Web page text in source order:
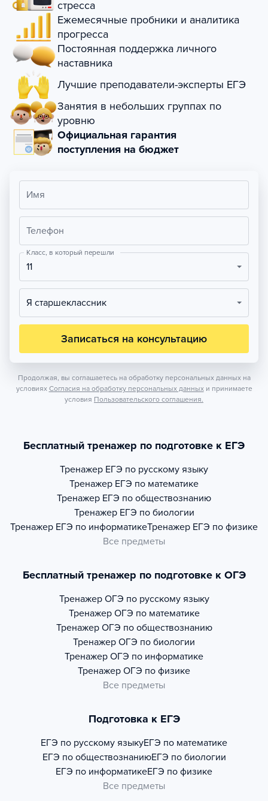
стресса
Ежемесячные пробники и аналитика
прогресса
Постоянная поддержка личного
наставника
Лучшие преподаватели-эксперты ЕГЭ
Занятия в небольших группах по
уровню
Официальная гарантия
поступления на бюджет
Имя
Телефон
Класс, в который перешли
11
Я старшеклассник
Записаться на консультацию
Продолжая, вы соглашаетесь на обработку персональных данных на
условиях Согласия на обработку персональных данных и принимаете
условия Пользовательского соглашения.
Бесплатный тренажер по подготовке к ЕГЭ
Тренажер ЕГЭ по русскому языку
Тренажер ЕГЭ по математике
Тренажер ЕГЭ по обществознанию
Тренажер ЕГЭ по биологии
Тренажер ЕГЭ по информатикеТренажер ЕГЭ по физике
Все предметы
Бесплатный тренажер по подготовке к ОГЭ
Тренажер ОГЭ по русскому языку
Тренажер ОГЭ по математике
Тренажер ОГЭ по обществознанию
Тренажер ОГЭ по биологии
Тренажер ОГЭ по информатике
Тренажер ОГЭ по физике
Все предметы
Подготовка к ЕГЭ
ЕГЭ по русскому языкуЕГЭ по математике
ЕГЭ по обществознаниюЕГЭ по биологии
ЕГЭ по информатикеЕГЭ по физике
Все предметы